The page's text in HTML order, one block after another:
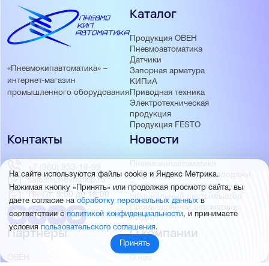
«Пневмокипавтоматика» –
интернет-магазин
промышленного оборудования
Каталог
Продукция ОВЕН
Пневмоавтоматика
Датчики
Запорная арматура
КИПиА
Приводная техника
Электротехническая
продукция
Продукция FESTO
Новости
Пневмокипавтоматика
запустила розничные продажи
Пневмокипавтоматика –
официальный дистрибьютор
Промышленной автоматики
РИДАН
Партнёры
ОВЕН
О компании
О нас
Контакты
+7 (960) 953-19-99
sales@pnevmokip.ru
Пн-Пт: 9:00 до 18:00
На сайте используются файлы cookie и Яндекс Метрика.
Нажимая кнопку «Принять» или продолжая просмотр сайта, вы
даете согласие наобработку персональных данных в
соответствии с политикой конфиденциальности, и принимаете
условия пользовательского соглашения.
Принять